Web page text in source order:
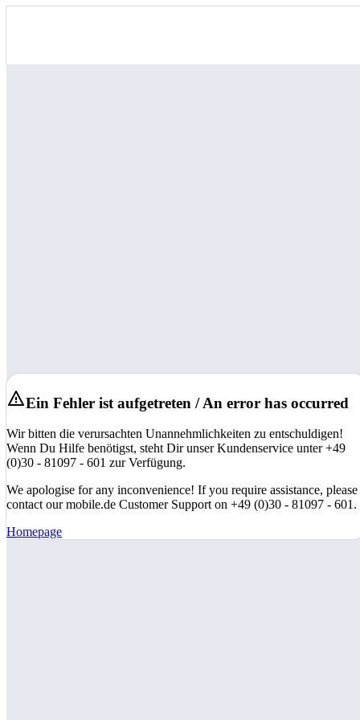
Ein Fehler ist aufgetreten / An error has occurred
Wir bitten die verursachten Unannehmlichkeiten zu entschuldigen!
Wenn Du Hilfe benötigst, steht Dir unser Kundenservice unter +49
(0)30 - 81097 - 601 zur Verfügung.
We apologise for any inconvenience! If you require assistance, please
contact our mobile.de Customer Support on +49 (0)30 - 81097 - 601.
Homepage